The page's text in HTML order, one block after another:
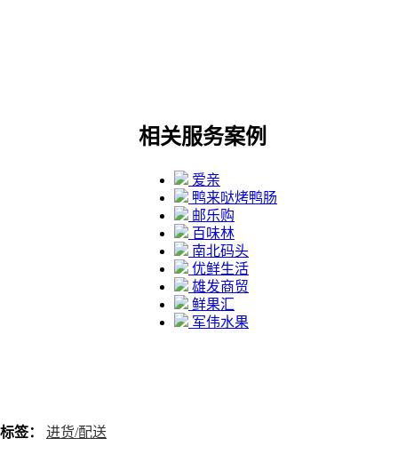
相关服务案例
爱亲
鸭来哒烤鸭肠
邮乐购
百味林
南北码头
优鲜生活
雄发商贸
鲜果汇
军伟水果
标签： 进货/配送